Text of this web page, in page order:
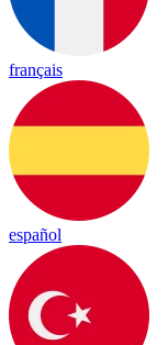
français
español